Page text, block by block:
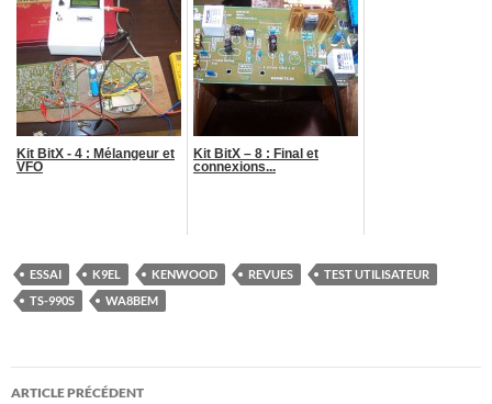
Kit BitX - 4 : Mélangeur et
VFO
Kit BitX – 8 : Final et
connexions...
ESSAI K9EL KENWOOD REVUES
TEST UTILISATEUR
TS-990S
WA8BEM
Navigation
ARTICLE PRÉCÉDENT